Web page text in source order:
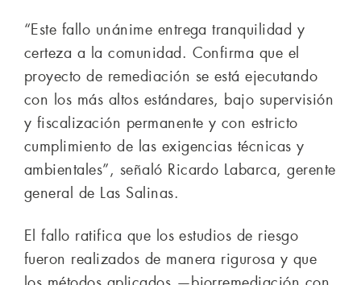
“Este fallo unánime entrega tranquilidad y
certeza a la comunidad. Confirma que el
proyecto de remediación se está ejecutando
con los más altos estándares, bajo supervisión
y fiscalización permanente y con estricto
cumplimiento de las exigencias técnicas y
ambientales”, señaló Ricardo Labarca, gerente
general de Las Salinas.
El fallo ratifica que los estudios de riesgo
fueron realizados de manera rigurosa y que